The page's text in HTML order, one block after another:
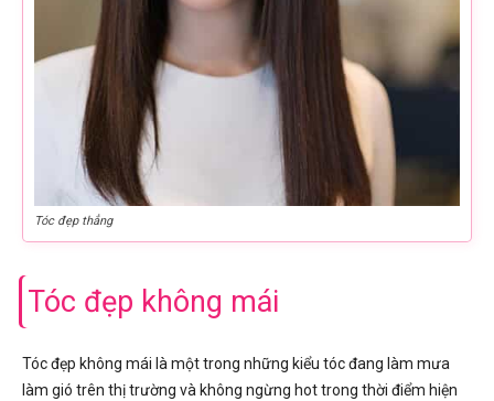
Tóc đẹp thẳng
Tóc đẹp không mái
Tóc đẹp không mái là một trong những kiểu tóc đang làm mưa
làm gió trên thị trường và không ngừng hot trong thời điểm hiện